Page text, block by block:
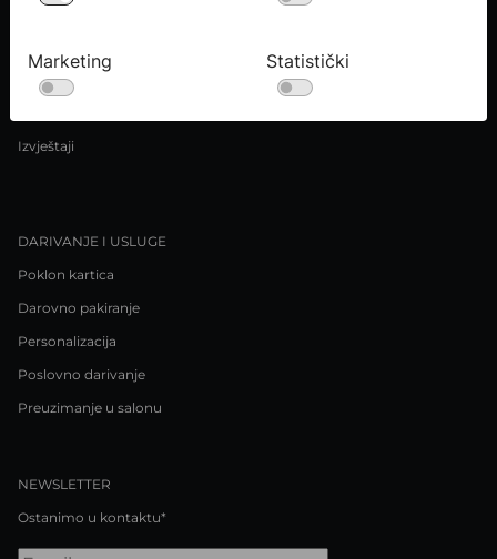
Uvjeti kupnje
Izvještaji
DARIVANJE I USLUGE
Poklon kartica
Darovno pakiranje
Personalizacija
Poslovno darivanje
Preuzimanje u salonu
NEWSLETTER
Ostanimo u kontaktu*
Marketing Statistički